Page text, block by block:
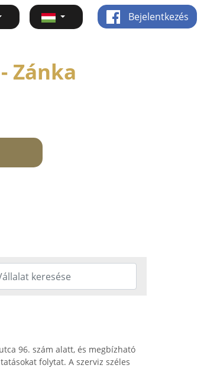
Bejelentkezés
Zánka
96. szám alatt, és megbízható
folytat. A szerviz széles